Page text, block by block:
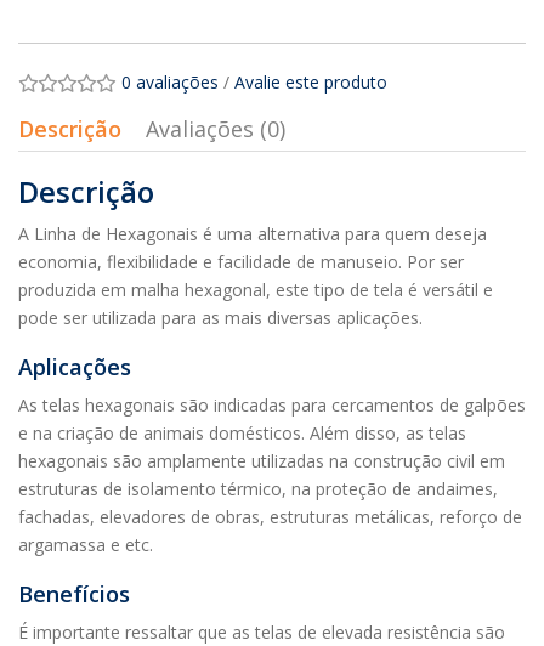
0 avaliações / Avalie este produto
Descrição Avaliações (0)
Descrição
A Linha de Hexagonais é uma alternativa para quem deseja
economia, flexibilidade e facilidade de manuseio. Por ser
produzida em malha hexagonal, este tipo de tela é versátil e
pode ser utilizada para as mais diversas aplicações.
Aplicações
As telas hexagonais são indicadas para cercamentos de galpões
e na criação de animais domésticos. Além disso, as telas
hexagonais são amplamente utilizadas na construção civil em
estruturas de isolamento térmico, na proteção de andaimes,
fachadas, elevadores de obras, estruturas metálicas, reforço de
argamassa e etc.
Benefícios
É importante ressaltar que as telas de elevada resistência são